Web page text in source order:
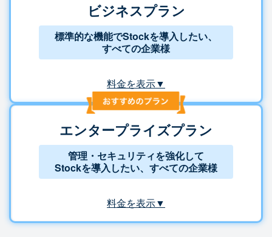
ビジネスプラン
標準的な機能でStockを導入したい、
すべての企業様
料金を表示▼
エンタープライズプラン
管理・セキュリティを強化して
Stockを導入したい、すべての企業様
料金を表示▼